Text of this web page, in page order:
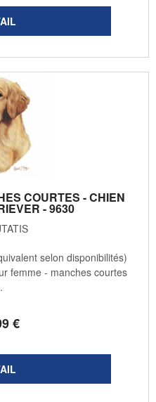
COURTES - CHIEN
- 9630
€
selon disponibilités)
femme - manches courtes